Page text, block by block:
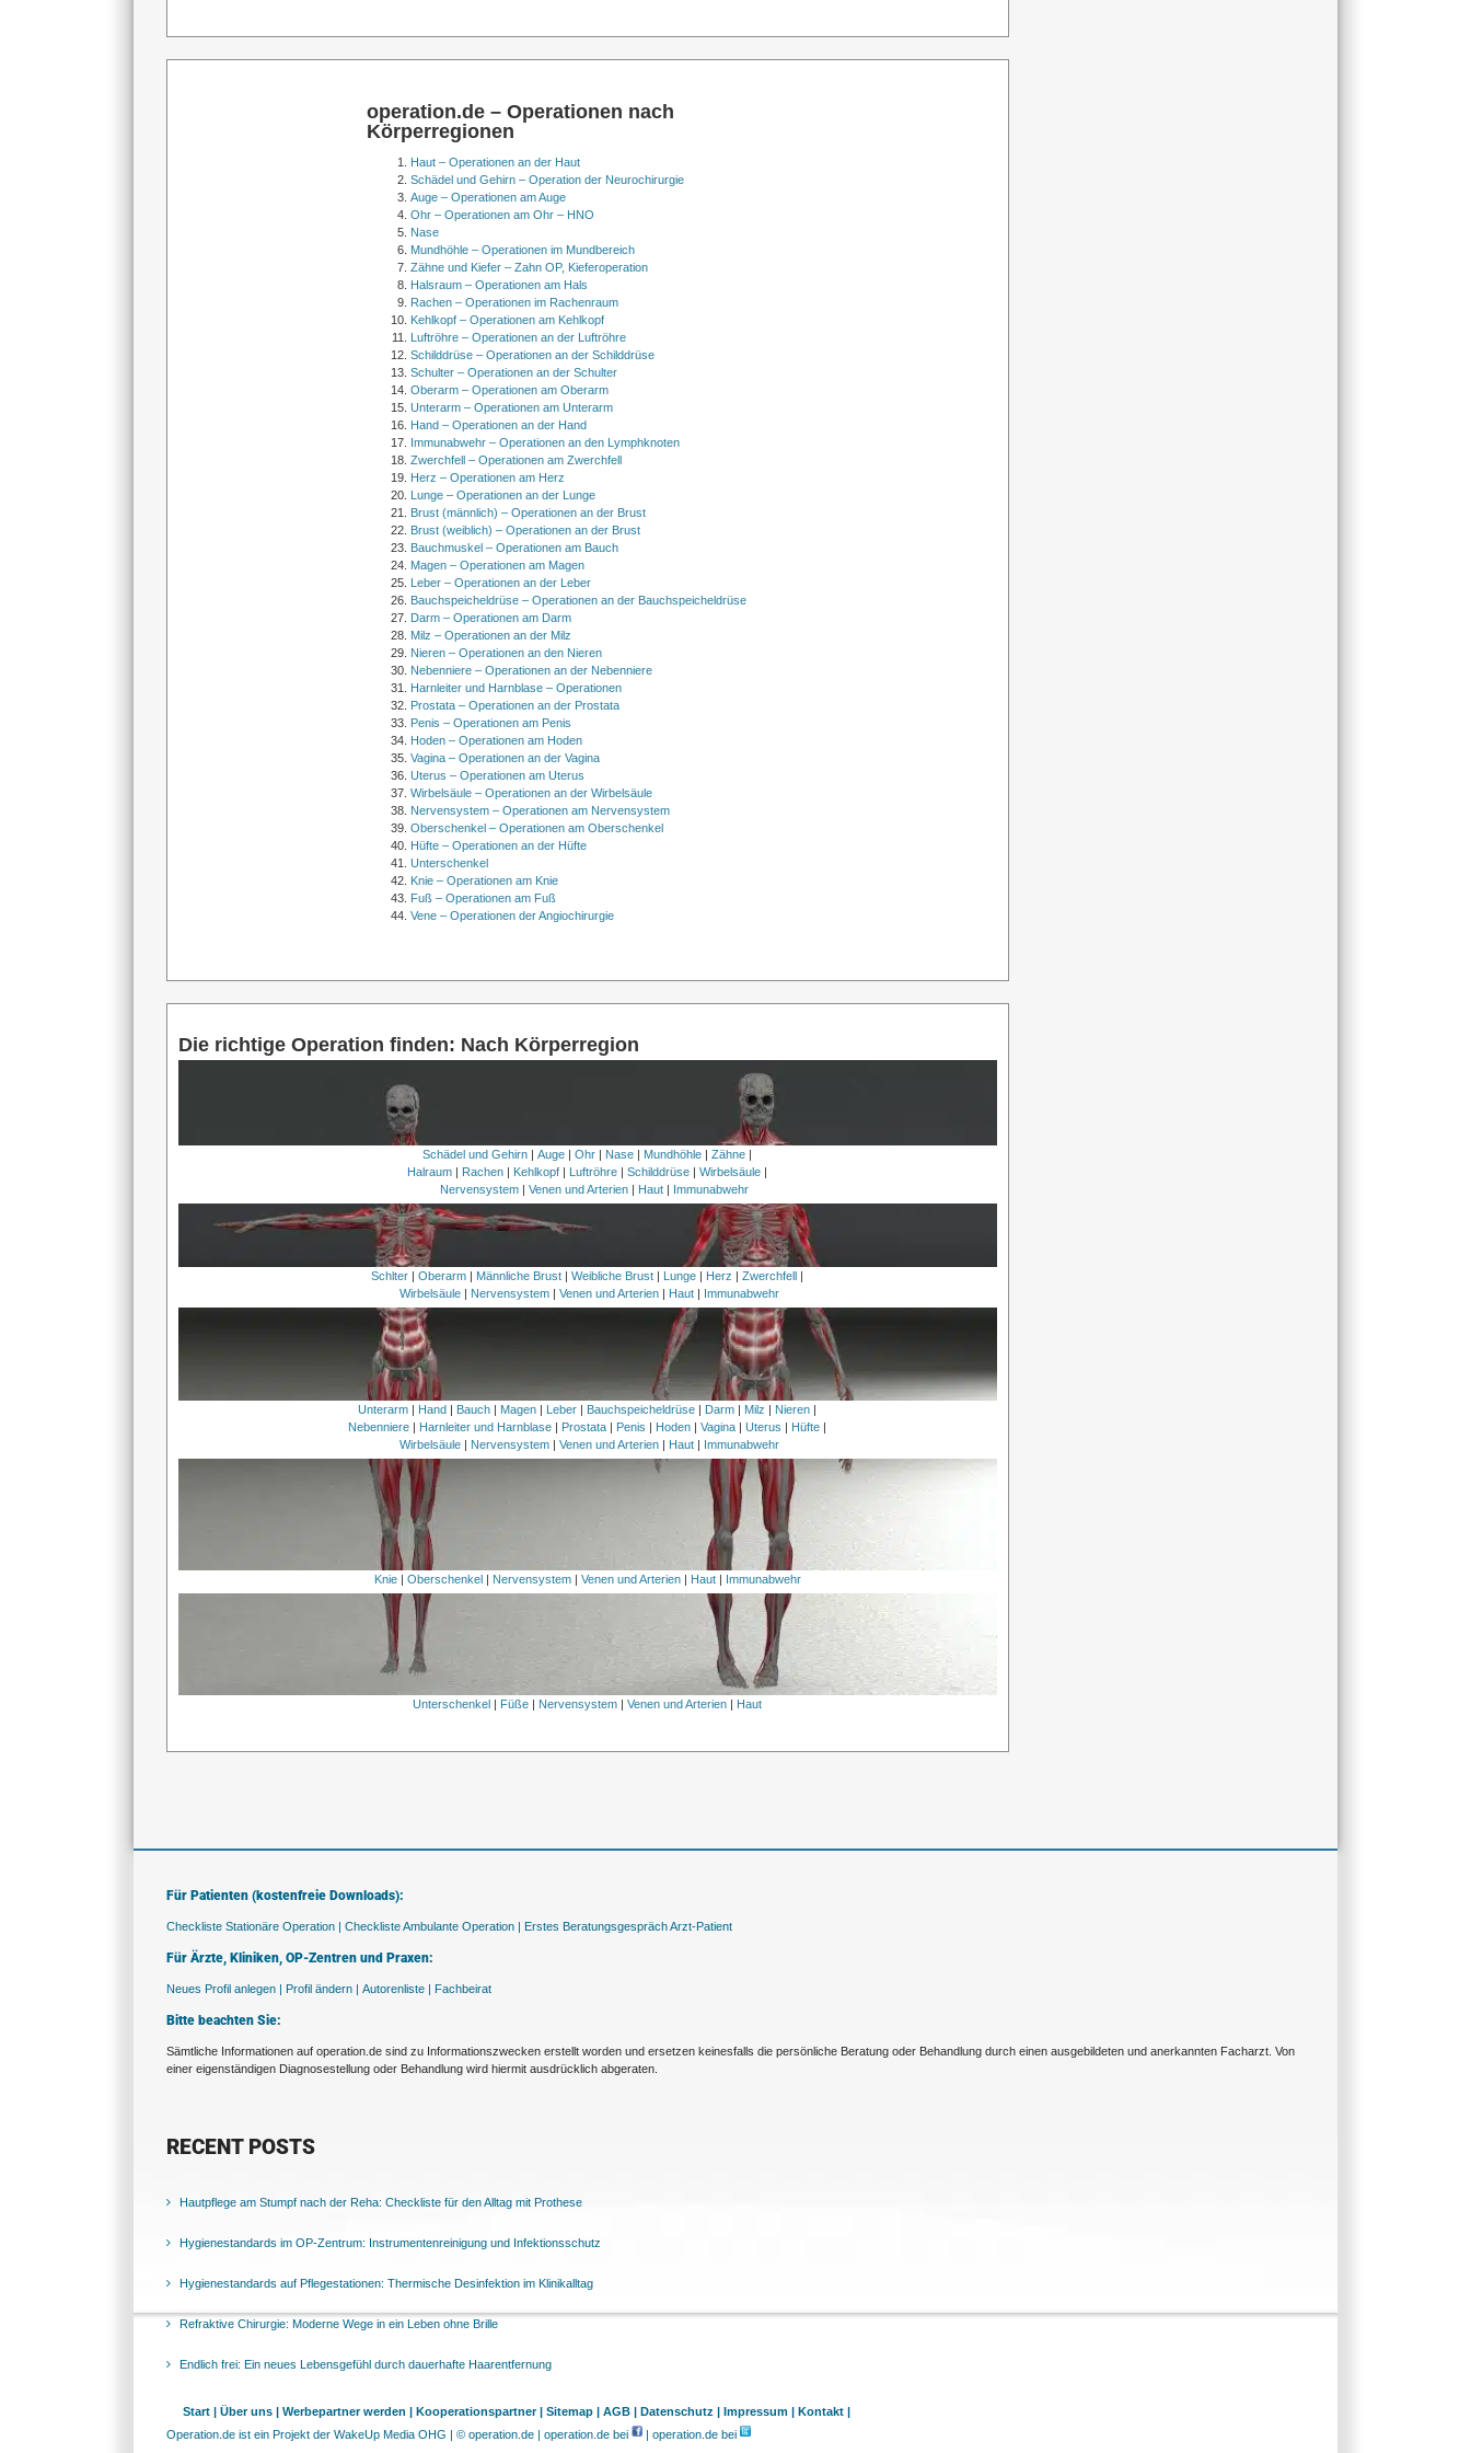
operation.de – Operationen nach
Körperregionen
Haut – Operationen an der Haut
Schädel und Gehirn – Operation der Neurochirurgie
Auge – Operationen am Auge
Ohr – Operationen am Ohr – HNO
Nase
Mundhöhle – Operationen im Mundbereich
Zähne und Kiefer – Zahn OP, Kieferoperation
Halsraum – Operationen am Hals
Rachen – Operationen im Rachenraum
Kehlkopf – Operationen am Kehlkopf
Luftröhre – Operationen an der Luftröhre
Schilddrüse – Operationen an der Schilddrüse
Schulter – Operationen an der Schulter
Oberarm – Operationen am Oberarm
Unterarm – Operationen am Unterarm
Hand – Operationen an der Hand
Immunabwehr – Operationen an den Lymphknoten
Zwerchfell – Operationen am Zwerchfell
Herz – Operationen am Herz
Lunge – Operationen an der Lunge
Brust (männlich) – Operationen an der Brust
Brust (weiblich) – Operationen an der Brust
Bauchmuskel – Operationen am Bauch
Magen – Operationen am Magen
Leber – Operationen an der Leber
Bauchspeicheldrüse – Operationen an der Bauchspeicheldrüse
Darm – Operationen am Darm
Milz – Operationen an der Milz
Nieren – Operationen an den Nieren
Nebenniere – Operationen an der Nebenniere
Harnleiter und Harnblase – Operationen
Prostata – Operationen an der Prostata
Penis – Operationen am Penis
Hoden – Operationen am Hoden
Vagina – Operationen an der Vagina
Uterus – Operationen am Uterus
Wirbelsäule – Operationen an der Wirbelsäule
Nervensystem – Operationen am Nervensystem
Oberschenkel – Operationen am Oberschenkel
Hüfte – Operationen an der Hüfte
Unterschenkel
Knie – Operationen am Knie
Fuß – Operationen am Fuß
Vene – Operationen der Angiochirurgie
Die richtige Operation finden: Nach Körperregion
Schädel und Gehirn |Auge |Ohr | Nase | Mundhöhle |Zähne |
Halraum | Rachen | Kehlkopf | Luftröhre |Schilddrüse |Wirbelsäule |
Nervensystem| Venen und Arterien| Haut| Immunabwehr
Schlter |Oberarm Männliche Brust |Weibliche Brust Lunge Herz |Zwerchfell
Wirbelsäule| Nervensystem| Venen und Arterien| Haut| Immunabwehr
Unterarm | Hand | Bauch | Magen | Leber | Bauchspeicheldrüse | Darm | Milz | Nieren |
Nebenniere | Harnleiter und Harnblase | Prostata | Penis | Hoden |Vagina |Uterus | Hüfte |
Wirbelsäule| Nervensystem| Venen und Arterien| Haut| Immunabwehr
Knie| Oberschenkel Nervensystem| Venen und Arterien| Haut| Immunabwehr
Unterschenkel | Füße | Nervensystem |Venen und Arterien | Haut
Für Patienten (kostenfreie Downloads):
Checkliste Stationäre Operation | Checkliste Ambulante Operation | Erstes Beratungsgespräch Arzt-Patient
Für Ärzte, Kliniken, OP-Zentren und Praxen:
Neues Profil anlegen | Profil ändern | Autorenliste | Fachbeirat
Bitte beachten Sie:
Sämtliche Informationen auf operation.de sind zu Informationszwecken erstellt worden und ersetzen keinesfalls die persönliche Beratung oder Behandlung durch einen ausgebildeten und anerkannten Facharzt. Von
einer eigenständigen Diagnosestellung oder Behandlung wird hiermit ausdrücklich abgeraten.
RECENT POSTS
Hautpflege am Stumpf nach der Reha: Checkliste für den Alltag mit Prothese
Hygienestandards im OP-Zentrum: Instrumentenreinigung und Infektionsschutz
Hygienestandards auf Pflegestationen: Thermische Desinfektion im Klinikalltag
Refraktive Chirurgie: Moderne Wege in ein Leben ohne Brille
Endlich frei: Ein neues Lebensgefühl durch dauerhafte Haarentfernung
Start | Über uns | Werbepartner werden | Kooperationspartner | Sitemap | AGB | Datenschutz | Impressum | Kontakt |
Operation.de ist ein Projekt der WakeUp Media OHG | © operation.de | operation.de bei
| operation.de bei